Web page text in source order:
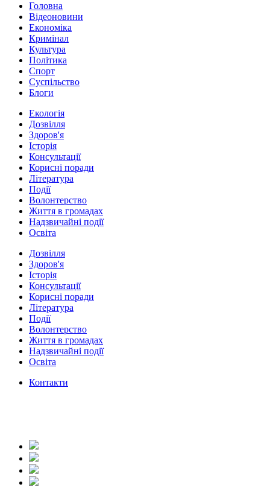
Головна
Відеоновини
Економіка
Кримінал
Культура
Політика
Спорт
Суспільство
Блоги
Екологія
Дозвілля
Здоров'я
Історія
Консультації
Корисні поради
Література
Події
Волонтерство
Життя в громадах
Надзвичайні події
Освіта
Дозвілля
Здоров'я
Історія
Консультації
Корисні поради
Література
Події
Волонтерство
Життя в громадах
Надзвичайні події
Освіта
Контакти